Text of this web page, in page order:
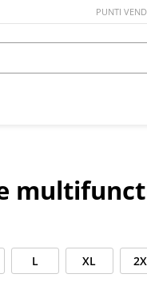
PUNTI
L XL